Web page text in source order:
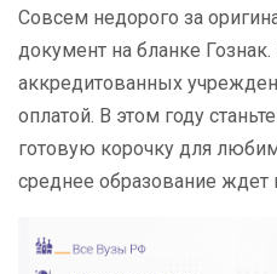
Совсем недорого за
документ на бланке
аккредитованных
оплатой. В этом году
готовую корочку для
среднее образование ждет